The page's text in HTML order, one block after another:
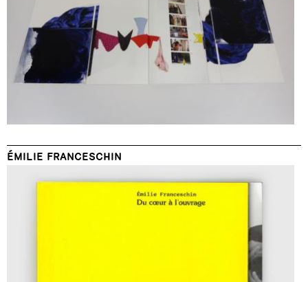
ÉMILIE FRANCESCHIN